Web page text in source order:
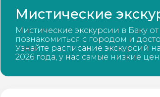
Россия
Калининград
Россия
Кисловодск
Россия
Дербент
Мистические
Мистические экскурсии в Баку
познакомиться с городом и
Узнайте расписание экскурсий
2026 года, у нас самые низкие